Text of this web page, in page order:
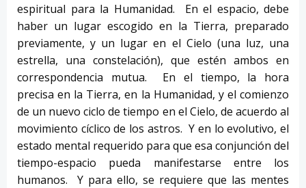
espiritual para la Humanidad. En el espacio, debe
haber un lugar escogido en la Tierra, preparado
previamente, y un lugar en el Cielo (una luz, una
estrella, una constelación), que estén ambos en
correspondencia mutua. En el tiempo, la hora
precisa en la Tierra, en la Humanidad, y el comienzo
de un nuevo ciclo de tiempo en el Cielo, de acuerdo al
movimiento cíclico de los astros. Y en lo evolutivo, el
estado mental requerido para que esa conjunción del
tiempo-espacio pueda manifestarse entre los
humanos. Y para ello, se requiere que las mentes